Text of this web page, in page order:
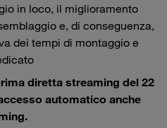
in loco, il miglioramento
e, di conseguenza,
dei tempi di montaggio e
diretta streaming del 22
automatico anche